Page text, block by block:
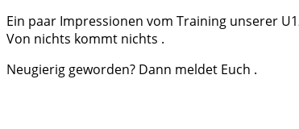
Ein paar Impressionen vom Training unserer
Von nichts kommt nichts .
Neugierig geworden? Dann meldet Euch .